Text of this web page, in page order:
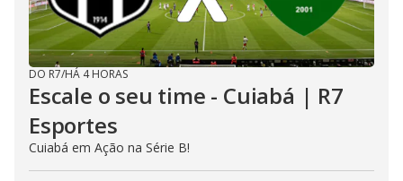
DO R7/HÁ 4 HORAS
Escale o seu time - Cuiabá | R7
Esportes
Cuiabá em Ação na Série B!